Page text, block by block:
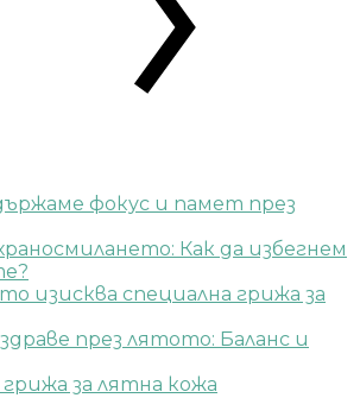
фокус и памет през
Как да избегнем
изисква специална грижа за
през лятото: Баланс и
за лятна кожа